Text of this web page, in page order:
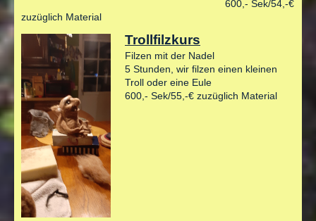
600,- Sek/54,-€
zuzüglich Material
Trollfilzkurs
Filzen mit der Nadel
5 Stunden, wir filzen einen kleinen
Troll oder eine Eule
600,- Sek/55,-€ zuzüglich Material